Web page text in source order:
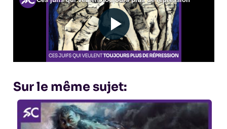
Sur le même sujet: